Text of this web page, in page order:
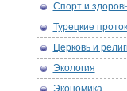
Спорт и
Турецкие
Церковь и
Экология
Экономика